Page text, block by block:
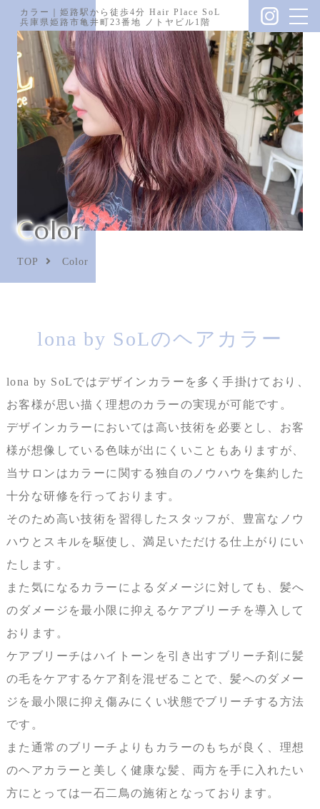
カラー｜姫路駅から徒歩4分 Hair Place SoL
兵庫県姫路市亀井町23番地 ノトヤビル1階
Color
TOP Color
lona by SoLのヘアカラー
lona by SoLではデザインカラーを多く手掛けており、
お客様が思い描く理想のカラーの実現が可能です。
デザインカラーにおいては高い技術を必要とし、お客
様が想像している色味が出にくいこともありますが、
当サロンはカラーに関する独自のノウハウを集約した
十分な研修を行っております。
そのため高い技術を習得したスタッフが、豊富なノウ
ハウとスキルを駆使し、満足いただける仕上がりにい
たします。
また気になるカラーによるダメージに対しても、髪へ
のダメージを最小限に抑えるケアブリーチを導入して
おります。
ケアブリーチはハイトーンを引き出すブリーチ剤に髪
の毛をケアするケア剤を混ぜることで、髪へのダメー
ジを最小限に抑え傷みにくい状態でブリーチする方法
です。
また通常のブリーチよりもカラーのもちが良く、理想
のヘアカラーと美しく健康な髪、両方を手に入れたい
方にとっては一石二鳥の施術となっております。